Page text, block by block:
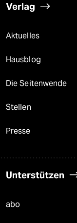
Verlag
Aktuelles
Hausblog
Die Seitenwende
Stellen
Presse
Unterstützen
abo